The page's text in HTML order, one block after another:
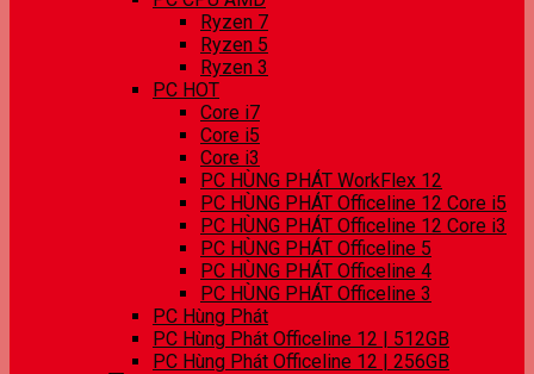
Ryzen 7
Ryzen 5
Ryzen 3
PC HOT
Core i7
Core i5
Core i3
PC HÙNG PHÁT WorkFlex 12
PC HÙNG PHÁT Officeline 12 Core i5
PC HÙNG PHÁT Officeline 12 Core i3
PC HÙNG PHÁT Officeline 5
PC HÙNG PHÁT Officeline 4
PC HÙNG PHÁT Officeline 3
PC Hùng Phát
PC Hùng Phát Officeline 12 | 512GB
PC Hùng Phát Officeline 12 | 256GB